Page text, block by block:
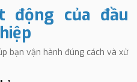
động của đầu
bạn vận hành đúng cách và xử